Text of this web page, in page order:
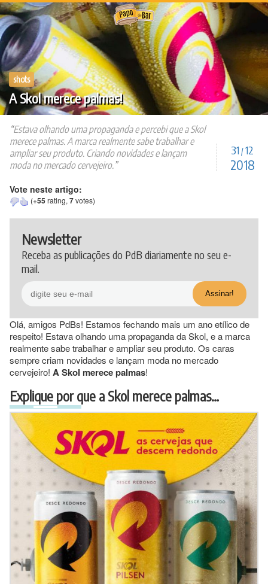
Ir
para
o
conteúdo
shots
A Skol merece palmas!
31 /12
2018
Estava olhando uma propaganda e percebi que a Skol
merece palmas. A marca realmente sabe trabalhar e
ampliar seu produto. Criando novidades e lançam
moda no mercado cervejeiro.
Vote neste artigo:
(+55rating, 7votes)
Newsletter
Receba as publicações do PdB diariamente no seu e-
mail.
Olá, amigos PdBs! Estamos fechando mais um ano etílico de
respeito! Estava olhando uma propaganda da Skol, e a marca
realmente sabe trabalhar e ampliar seu produto. Os caras
sempre criam novidades e lançam moda no mercado
cervejeiro! A Skol merece palmas!
Explique por que a Skol merece palmas…